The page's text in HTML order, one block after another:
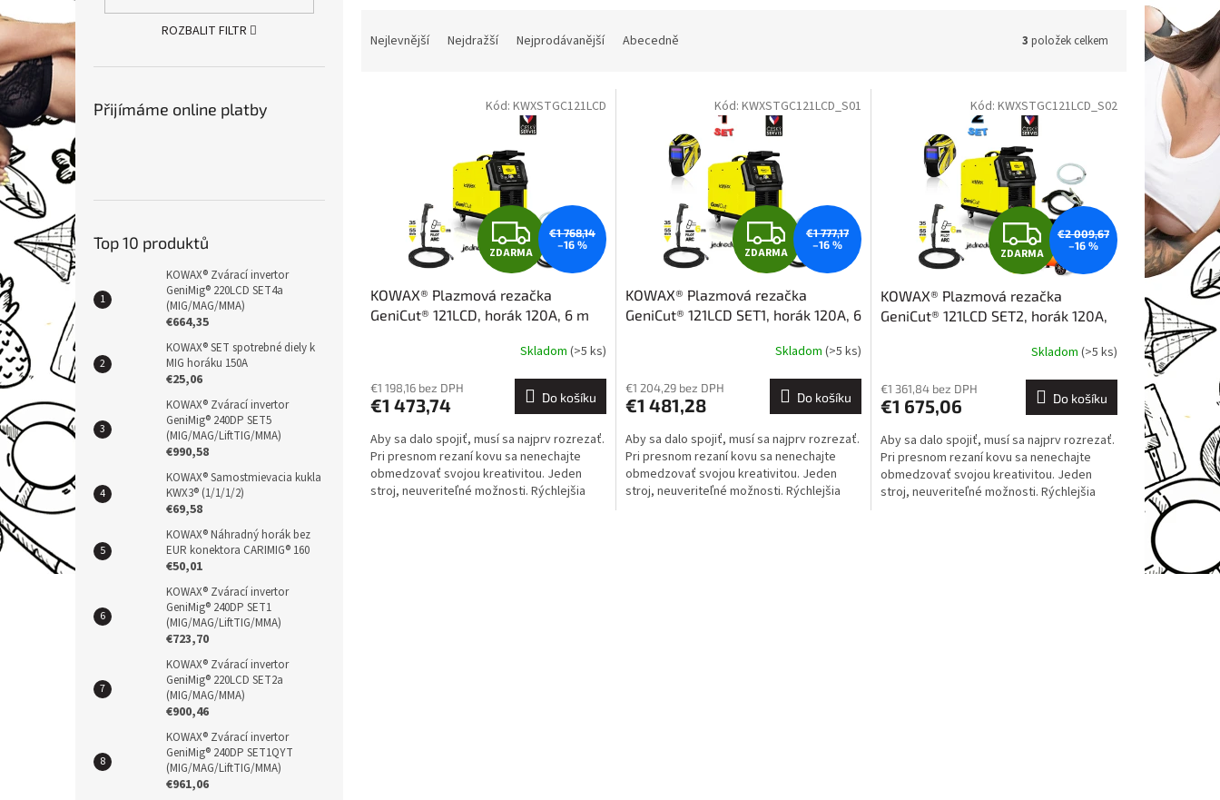
n
e
l
ROZBALIT FILTR
Přijímáme online platby
Top 10 produktů
KOWAX® Zvárací invertor
GeniMig® 220LCD SET4a
(MIG/MAG/MMA)
€664,35
KOWAX® SET spotrebné diely k
MIG horáku 150A
€25,06
KOWAX® Zvárací invertor
GeniMig® 240DP SET5
(MIG/MAG/LiftTIG/MMA)
€990,58
KOWAX® Samostmievacia kukla
KWX3® (1/1/1/2)
€69,58
KOWAX® Náhradný horák bez
EUR konektora CARIMIG® 160
€50,01
KOWAX® Zvárací invertor
GeniMig® 240DP SET1
(MIG/MAG/LiftTIG/MMA)
€723,70
KOWAX® Zvárací invertor
GeniMig® 220LCD SET2a
(MIG/MAG/MMA)
€900,46
KOWAX® Zvárací invertor
GeniMig® 240DP SET1QYT
(MIG/MAG/LiftTIG/MMA)
€961,06
Nejlevnější Nejdražší Nejprodávanější Abecedně 3 položek celkem
Z
D
A
R
M
A
ZDARMA
€1 768,14
–16 %
KOWAX® Plazmová rezačka
GeniCut® 121LCD, horák 120A, 6 m
Skladom (>5 ks)
€1 198,16 bez DPH
€1 473,74 Do košíku
Aby sa dalo spojiť, musí sa najprv rozrezať.
Pri presnom rezaní kovu sa nenechajte
obmedzovať svojou kreativitou. Jeden
stroj, neuveriteľné možnosti. Rýchlejšia
Kód: KWXSTGC121LCD
Z
D
A
R
M
A
ZDARMA
€1 777,17
–16 %
KOWAX® Plazmová rezačka
GeniCut® 121LCD SET1, horák 120A, 6
Skladom (>5 ks)
€1 204,29 bez DPH
€1 481,28 Do košíku
Aby sa dalo spojiť, musí sa najprv rozrezať.
Pri presnom rezaní kovu sa nenechajte
obmedzovať svojou kreativitou. Jeden
stroj, neuveriteľné možnosti. Rýchlejšia
Kód: KWXSTGC121LCD_S01
Z
D
A
R
M
A
ZDARMA
€2 009,67
–16 %
KOWAX® Plazmová rezačka
GeniCut® 121LCD SET2, horák 120A,
Skladom (>5 ks)
€1 361,84 bez DPH
€1 675,06 Do košíku
Aby sa dalo spojiť, musí sa najprv rozrezať.
Pri presnom rezaní kovu sa nenechajte
obmedzovať svojou kreativitou. Jeden
stroj, neuveriteľné možnosti. Rýchlejšia
Kód: KWXSTGC121LCD_S02